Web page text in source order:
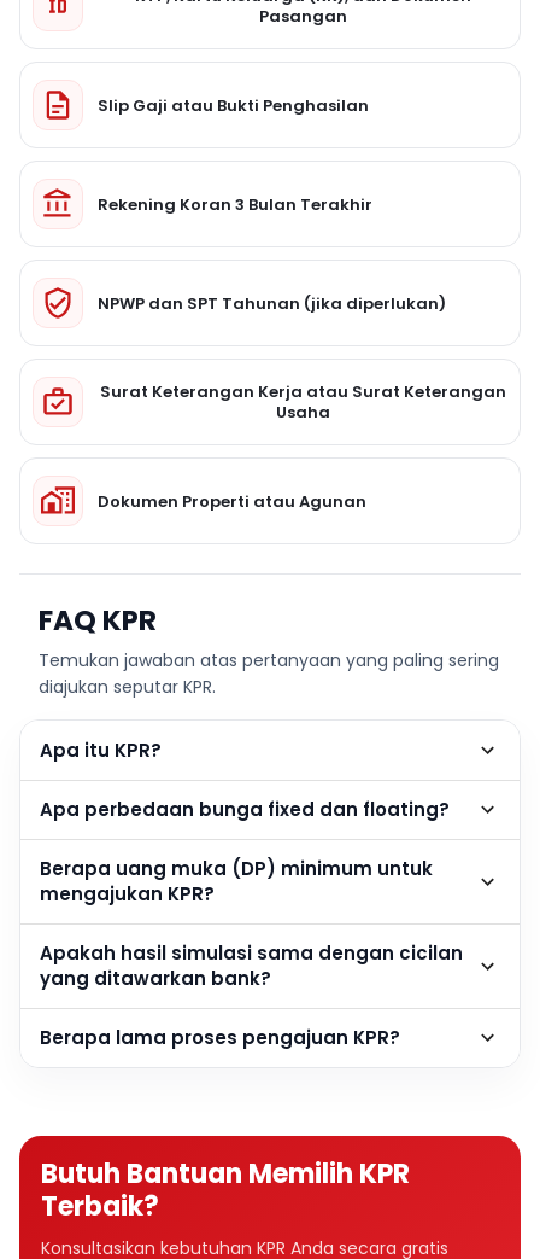
Pasangan
Slip Gaji atau Bukti Penghasilan
Rekening Koran 3 Bulan Terakhir
NPWP dan SPT Tahunan (jika diperlukan)
Surat Keterangan Kerja atau Surat Keterangan
Usaha
Dokumen Properti atau Agunan
FAQ KPR
Temukan jawaban atas pertanyaan yang paling sering
diajukan seputar KPR.
Apa itu KPR?
Apa perbedaan bunga fixed dan floating?
Berapa uang muka (DP) minimum untuk
mengajukan KPR?
Apakah hasil simulasi sama dengan cicilan
yang ditawarkan bank?
Berapa lama proses pengajuan KPR?
Butuh Bantuan Memilih KPR
Terbaik?
Konsultasikan kebutuhan KPR Anda secara gratis